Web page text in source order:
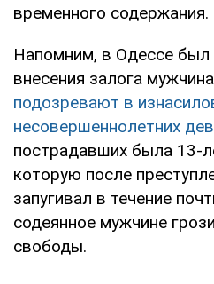
временного содержания.
Напомним, в Одессе был
внесения залога
подозревают в
несовершеннолетних
пострадавших была 13-
которую после
запугивал в течение
содеянное мужчине
свободы.